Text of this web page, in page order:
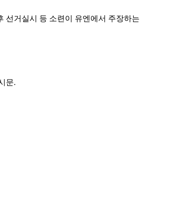
선거실시 등 소련이 유엔에서 주장하는
문.